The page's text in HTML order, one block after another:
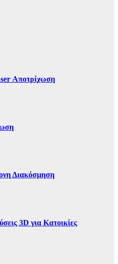
Αποτρίχωση
Διακόσμηση
3D για Κατοικίες